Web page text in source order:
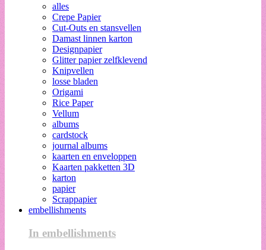
alles
Crepe Papier
Cut-Outs en stansvellen
Damast linnen karton
Designpapier
Glitter papier zelfklevend
Knipvellen
losse bladen
Origami
Rice Paper
Vellum
albums
cardstock
journal albums
kaarten en enveloppen
Kaarten pakketten 3D
karton
papier
Scrappapier
embellishments
In embellishments